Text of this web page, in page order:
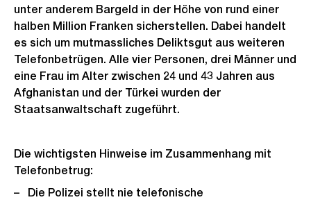
unter anderem Bargeld in der Höhe von rund einer
halben Million Franken sicherstellen. Dabei handelt
es sich um mutmassliches Deliktsgut aus weiteren
Telefonbetrügen. Alle vier Personen, drei Männer und
eine Frau im Alter zwischen 24 und 43 Jahren aus
Afghanistan und der Türkei wurden der
Staatsanwaltschaft zugeführt.
Die wichtigsten Hinweise im Zusammenhang mit
Telefonbetrug:
Die Polizei stellt nie telefonische